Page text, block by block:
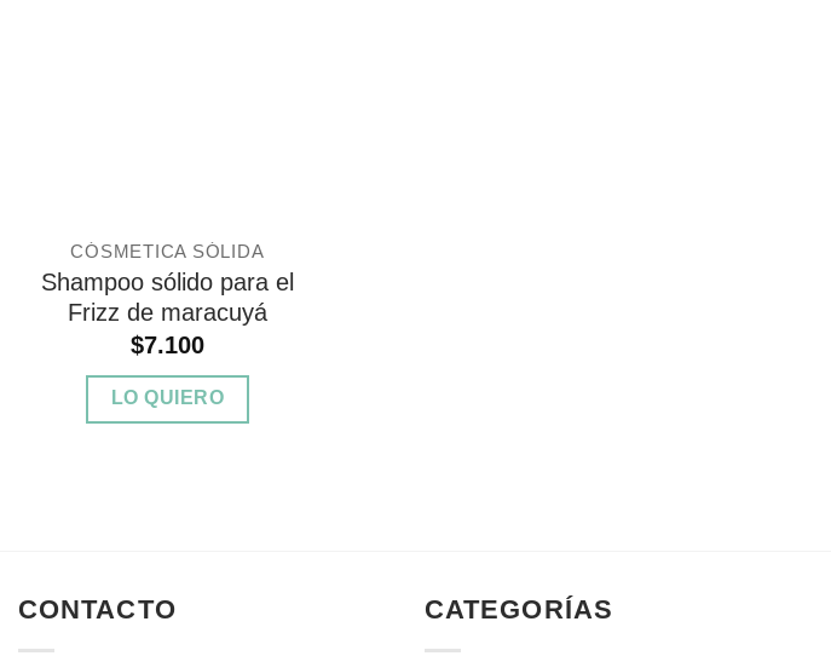
CÓSMETICA SÓLIDA
Shampoo sólido para el
Frizz de maracuyá
$7.100
LO QUIERO
CONTACTO CATEGORÍAS